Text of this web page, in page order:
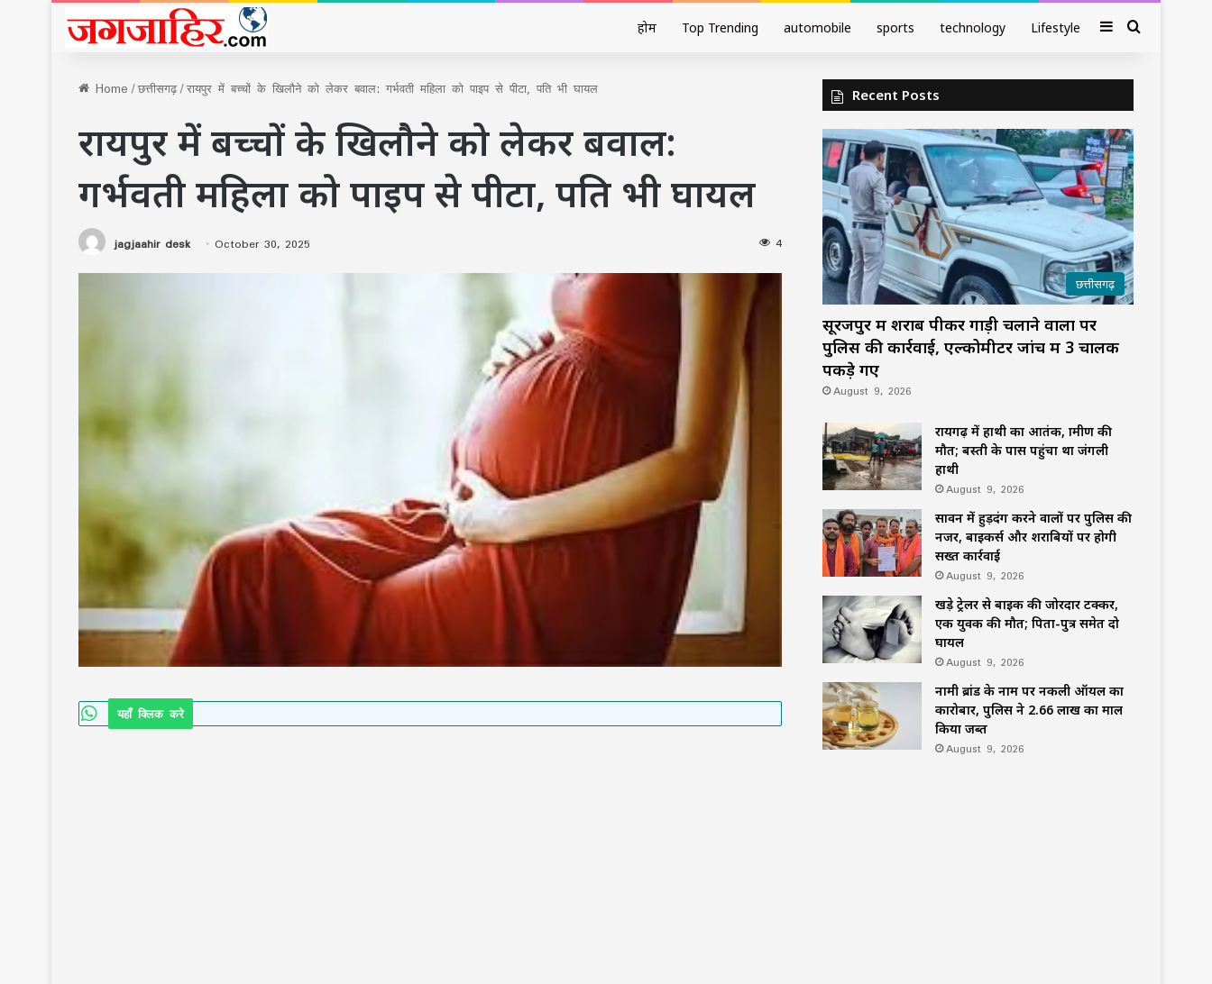
होम Top Trending automobile sports technology Lifestyle SidebarSearch
Home/छत्तीसगढ़/रायपुर में बच्चों के खिलौने को लेकर बवाल: गर्भवती महिला को पाइप से पीटा, पति भी घायल
रायपुर में बच्चों के खिलौने को लेकर बवाल:
गर्भवती महिला को पाइप से पीटा, पति भी घायल
jagjaahir desk October 30, 2025 4
यहाँ क्लिक करे
Recent Posts
छत्तीसगढ़
सूरजपुर में शराब पीकर गाड़ी चलाने वालों पर
पुलिस की कार्रवाई, एल्कोमीटर जांच में 3 चालक
पकड़े गए
August 9, 2026
रायगढ़ में हाथी का आतंक, ग्रामीण की
मौत; बस्ती के पास पहुंचा था जंगली
हाथी
August 9, 2026
सावन में हुड़दंग करने वालों पर पुलिस की
नजर, बाइकर्स और शराबियों पर होगी
सख्त कार्रवाई
August 9, 2026
खड़े ट्रेलर से बाइक की जोरदार टक्कर,
एक युवक की मौत; पिता-पुत्र समेत दो
घायल
August 9, 2026
नामी ब्रांड के नाम पर नकली ऑयल का
कारोबार, पुलिस ने 2.66 लाख का माल
किया जब्त
August 9, 2026